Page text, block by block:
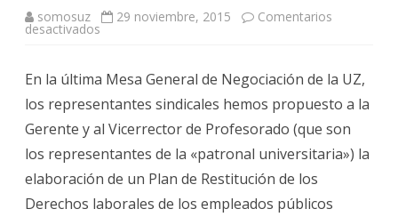
somosuz 29 noviembre, 2015 Comentarios
desactivadosen
los
derechos
laborales
en
la
UZ
En la última Mesa General de Negociación de la UZ,
los representantes sindicales hemos propuesto a la
Gerente y al Vicerrector de Profesorado (que son
los representantes de la «patronal universitaria») la
elaboración de un Plan de Restitución de los
Derechos laborales de los empleados públicos